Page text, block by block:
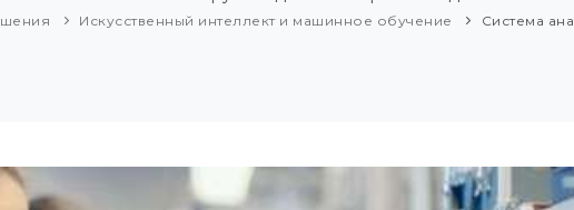
Искусственный интеллект и машинное обучение Система